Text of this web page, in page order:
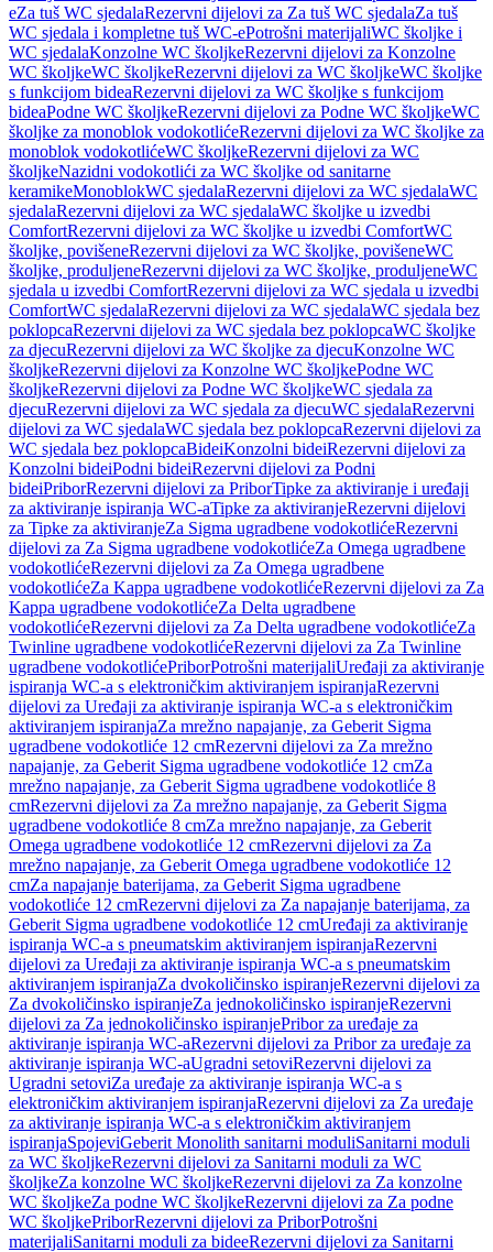
eZa tuš WC sjedalaRezervni dijelovi za Za tuš WC sjedalaZa tuš
WC sjedala i kompletne tuš WC-ePotrošni materijaliWC školjke i
WC sjedalaKonzolne WC školjkeRezervni dijelovi za Konzolne
WC školjkeWC školjkeRezervni dijelovi za WC školjkeWC školjke
s funkcijom bideaRezervni dijelovi za WC školjke s funkcijom
bideaPodne WC školjkeRezervni dijelovi za Podne WC školjkeWC
školjke za monoblok vodokotlićeRezervni dijelovi za WC školjke za
monoblok vodokotlićeWC školjkeRezervni dijelovi za WC
školjkeNazidni vodokotlići za WC školjke od sanitarne
keramikeMonoblokWC sjedalaRezervni dijelovi za WC sjedalaWC
sjedalaRezervni dijelovi za WC sjedalaWC školjke u izvedbi
ComfortRezervni dijelovi za WC školjke u izvedbi ComfortWC
školjke, povišeneRezervni dijelovi za WC školjke, povišeneWC
školjke, produljeneRezervni dijelovi za WC školjke, produljeneWC
sjedala u izvedbi ComfortRezervni dijelovi za WC sjedala u izvedbi
ComfortWC sjedalaRezervni dijelovi za WC sjedalaWC sjedala bez
poklopcaRezervni dijelovi za WC sjedala bez poklopcaWC školjke
za djecuRezervni dijelovi za WC školjke za djecuKonzolne WC
školjkeRezervni dijelovi za Konzolne WC školjkePodne WC
školjkeRezervni dijelovi za Podne WC školjkeWC sjedala za
djecuRezervni dijelovi za WC sjedala za djecuWC sjedalaRezervni
dijelovi za WC sjedalaWC sjedala bez poklopcaRezervni dijelovi za
WC sjedala bez poklopcaBideiKonzolni bideiRezervni dijelovi za
Konzolni bideiPodni bideiRezervni dijelovi za Podni
bideiPriborRezervni dijelovi za PriborTipke za aktiviranje i uređaji
za aktiviranje ispiranja WC-aTipke za aktiviranjeRezervni dijelovi
za Tipke za aktiviranjeZa Sigma ugradbene vodokotlićeRezervni
dijelovi za Za Sigma ugradbene vodokotlićeZa Omega ugradbene
vodokotlićeRezervni dijelovi za Za Omega ugradbene
vodokotlićeZa Kappa ugradbene vodokotlićeRezervni dijelovi za Za
Kappa ugradbene vodokotlićeZa Delta ugradbene
vodokotlićeRezervni dijelovi za Za Delta ugradbene vodokotlićeZa
Twinline ugradbene vodokotlićeRezervni dijelovi za Za Twinline
ugradbene vodokotlićePriborPotrošni materijaliUređaji za aktiviranje
ispiranja WC-a s elektroničkim aktiviranjem ispiranjaRezervni
dijelovi za Uređaji za aktiviranje ispiranja WC-a s elektroničkim
aktiviranjem ispiranjaZa mrežno napajanje, za Geberit Sigma
ugradbene vodokotliće 12 cmRezervni dijelovi za Za mrežno
napajanje, za Geberit Sigma ugradbene vodokotliće 12 cmZa
mrežno napajanje, za Geberit Sigma ugradbene vodokotliće 8
cmRezervni dijelovi za Za mrežno napajanje, za Geberit Sigma
ugradbene vodokotliće 8 cmZa mrežno napajanje, za Geberit
Omega ugradbene vodokotliće 12 cmRezervni dijelovi za Za
mrežno napajanje, za Geberit Omega ugradbene vodokotliće 12
cmZa napajanje baterijama, za Geberit Sigma ugradbene
vodokotliće 12 cmRezervni dijelovi za Za napajanje baterijama, za
Geberit Sigma ugradbene vodokotliće 12 cmUređaji za aktiviranje
ispiranja WC-a s pneumatskim aktiviranjem ispiranjaRezervni
dijelovi za Uređaji za aktiviranje ispiranja WC-a s pneumatskim
aktiviranjem ispiranjaZa dvokoličinsko ispiranjeRezervni dijelovi za
Za dvokoličinsko ispiranjeZa jednokoličinsko ispiranjeRezervni
dijelovi za Za jednokoličinsko ispiranjePribor za uređaje za
aktiviranje ispiranja WC-aRezervni dijelovi za Pribor za uređaje za
aktiviranje ispiranja WC-aUgradni setoviRezervni dijelovi za
Ugradni setoviZa uređaje za aktiviranje ispiranja WC-a s
elektroničkim aktiviranjem ispiranjaRezervni dijelovi za Za uređaje
za aktiviranje ispiranja WC-a s elektroničkim aktiviranjem
ispiranjaSpojeviGeberit Monolith sanitarni moduliSanitarni moduli
za WC školjkeRezervni dijelovi za Sanitarni moduli za WC
školjkeZa konzolne WC školjkeRezervni dijelovi za Za konzolne
WC školjkeZa podne WC školjkeRezervni dijelovi za Za podne
WC školjkePriborRezervni dijelovi za PriborPotrošni
materijaliSanitarni moduli za bideeRezervni dijelovi za Sanitarni